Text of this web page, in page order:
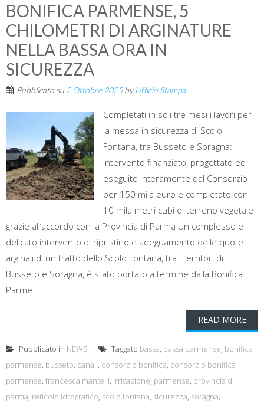
BONIFICA PARMENSE, 5
CHILOMETRI DI ARGINATURE
NELLA BASSA ORA IN
SICUREZZA
Pubblicato su 2 Ottobre 2025by Ufficio Stampa
Completati in soli tre mesi i lavori per
la messa in sicurezza di Scolo
Fontana, tra Busseto e Soragna:
intervento finanziato, progettato ed
eseguito interamente dal Consorzio
per 150 mila euro e completato con
10 mila metri cubi di terreno vegetale
grazie all’accordo con la Provincia di Parma Un complesso e
delicato intervento di ripristino e adeguamento delle quote
arginali di un tratto dello Scolo Fontana, tra i territori di
Busseto e Soragna, è stato portato a termine dalla Bonifica
Parme...
READ MORE
Pubblicato in NEWS Taggato bassa, bassa parmense, bonifica
parmense, busseto, canali, consorzio bonifica, consorzio bonifica
parmense, francesca mantelli, irrigazione, parmense, provincia di
parma, reticolo idrografico, scolo fontana, sicurezza, soragna,